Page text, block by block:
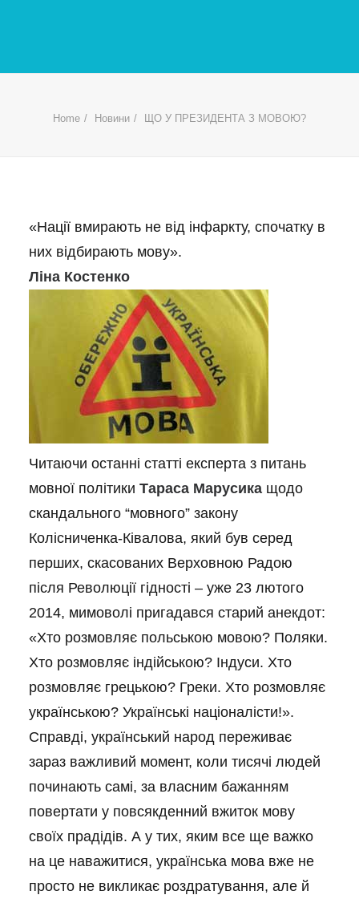
Home Новини ЩО У ПРЕЗИДЕНТА З МОВОЮ?
«Нації вмирають не від інфаркту, спочатку в
них відбирають мову».
Ліна Костенко
Читаючи останні статті експерта з питань
мовної політики Тараса Марусика щодо
скандального “мовного” закону
Колісниченка-Ківалова, який був серед
перших, скасованих Верховною Радою
після Революції гідності – уже 23 лютого
2014, мимоволі пригадався старий анекдот:
«Хто розмовляє польською мовою? Поляки.
Хто розмовляє індійською? Індуси. Хто
розмовляє грецькою? Греки. Хто розмовляє
українською? Українські націоналісти!».
Справді, український народ переживає
зараз важливий момент, коли тисячі людей
починають самі, за власним бажанням
повертати у повсякденний вжиток мову
своїх прадідів. А у тих, яким все ще важко
на це наважитися, українська мова вже не
просто не викликає роздратування, але й